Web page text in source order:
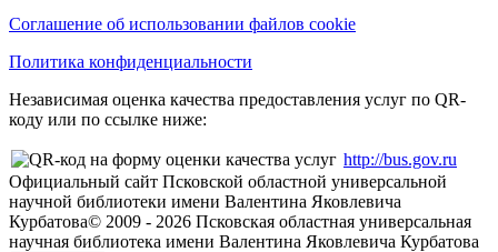
Соглашение об использовании файлов cookie
Политика конфиденциальности
Независимая оценка качества предоставления услуг по QR-
коду или по ссылке ниже:
http://bus.gov.ru
Официальный сайт Псковской областной универсальной
научной библиотеки имени Валентина Яковлевича
Курбатова© 2009 - 2026 Псковская областная универсальная
научная библиотека имени Валентина Яковлевича Курбатова